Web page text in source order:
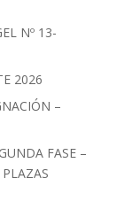
Nº 13-
2026
–
FASE –